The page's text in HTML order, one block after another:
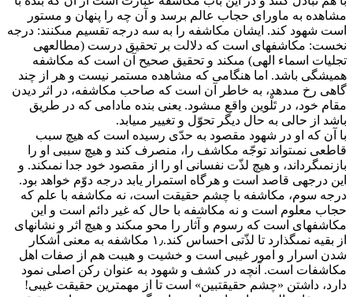
مشاهده به ماوراى حجاب عالم برسد و آن چه را پنهان و مستور
است شهود کند. ایشان مکاشفه را به سه درجه تقسیم مى‏کنند: درجه
نخست: مکاشفه‏اى است که دلالت بر تحقیق درست (مطالعه‏ى
تجلیات اسماء الهى) مى‏کند و تحقیق صحیح آن است که مکاشفه
همیشگى باشد. اما هنگامى که مشاهده مستمر نیست و هر از چند
گاهى رخ مى‏دهد، به خاطر آن است که صاحب مکاشفه، در اثر دیدن
مقام خود، در تَلْوین واقع مى‏شود. یعنى بنده مادامى که در طریق
باشد از حالى به حال دیگر تحوّل و تغییر مى‏یابد.
با آن که او در شهود مقصود به حدّى رسیده است که هیچ سبب
قاطعى نمى‏تواند توجّه مکاشف را، منصرف کند و هیچ سببى او را
بازنمى‏گرداند، و هیچ لذّت نفسانى او را از مقصود خود جدا نمى‏کند. و
این درجه‏ى قاصد است و هرگاه استمرار یابد درجه دوّم خواهد بود.
درجه سوم، مکاشفه با چشم حقیقت است، نه مکاشفه با علم که
حجاب معلوم است و نه مکاشفه با حال که غیر دائم است و این
مکاشفه‏اى است که رسوم و آثار را محو مى‏کند و هیچ اثر و نشانه‏اى
از بقیه نمى‏گذارد تا لذّتى احساس کند.
۱٫ مکاشفه به معنى آشکار
شدن اسرار و امور غیبى است و خشیت و هیبت هم از صفات اهل
مکاشفات است. آنچه در کشف و شهود به عنوان رکن اصلى نمود
دارد، داشتن «چشم حقیقت‏بین» است تا از مهمترین حقیقت غیبى!